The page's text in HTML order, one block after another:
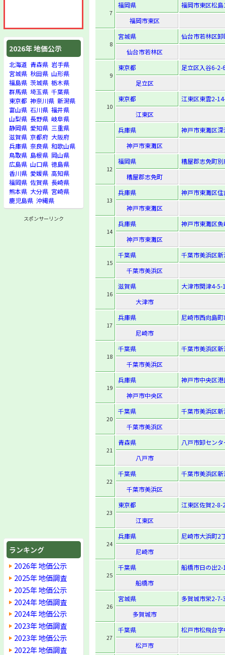
2026年 地価公示
北海道 青森県 岩手県
宮城県 秋田県 山形県
福島県 茨城県 栃木県
群馬県 埼玉県 千葉県
東京都 神奈川県 新潟県
富山県 石川県 福井県
山梨県 長野県 岐阜県
静岡県 愛知県 三重県
滋賀県 京都府 大阪府
兵庫県 奈良県 和歌山県
鳥取県 島根県 岡山県
広島県 山口県 徳島県
香川県 愛媛県 高知県
福岡県 佐賀県 長崎県
熊本県 大分県 宮崎県
鹿児島県 沖縄県
スポンサーリンク
ランキング
2026年 地価公示
2025年 地価調査
2025年 地価公示
2024年 地価調査
2024年 地価公示
2023年 地価調査
2023年 地価公示
2022年 地価調査
7
福岡県
福岡市東区松
福岡市東区
8
宮城県
仙台市若林区
仙台市若林区
9
東京都
足立区入谷6-2-
足立区
10
東京都
江東区東雲2-
江東区
兵庫県
神戸市東灘区
神戸市東灘区
12
福岡県
糟屋郡志免町
糟屋郡志免町
13
兵庫県
神戸市東灘区
神戸市東灘区
14
兵庫県
神戸市東灘区
神戸市東灘区
15
千葉県
千葉市美浜区
千葉市美浜区
16
滋賀県
大津市関津4-5-
大津市
17
兵庫県
尼崎市西向島
尼崎市
18
千葉県
千葉市美浜区
千葉市美浜区
19
兵庫県
神戸市中央区
神戸市中央区
20
千葉県
千葉市美浜区
千葉市美浜区
21
青森県
八戸市卸セン
八戸市
22
千葉県
千葉市美浜区
千葉市美浜区
23
東京都
江東区佐賀2-8-
江東区
24
兵庫県
尼崎市大浜町2
尼崎市
25
千葉県
船橋市日の出2-
船橋市
26
宮城県
多賀城市栄2-7-
多賀城市
27
千葉県
松戸市松飛台
松戸市